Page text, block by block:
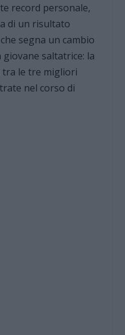
record personale,
di un risultato
segna un cambio
saltatrice: la
le tre migliori
nel corso di